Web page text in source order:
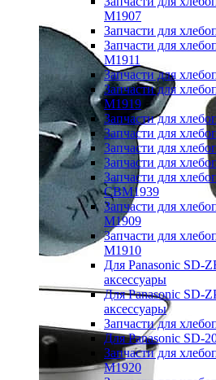
M1907
Запчасти для
Запчасти для
M1911
Запчасти для
Запчасти для
M1919
Запчасти для
Запчасти для
Запчасти для
Запчасти для
Запчасти для
CBM1939
Запчасти для
M1909
Запчасти для
M1910
Для Panasonic SD-
аксессуары
Для Panasonic SD-
аксессуары
Запчасти для
Для Panasonic SD-
Запчасти для
M1920